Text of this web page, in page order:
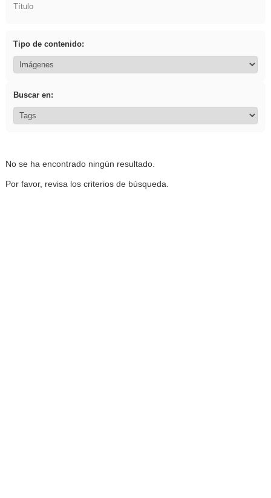
Título
Tipo de contenido:
Buscar en:
No se ha encontrado ningún resultado.
Por favor, revisa los criterios de búsqueda.